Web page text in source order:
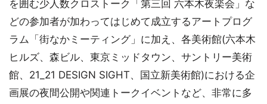
を囲む少人数クロストーク「第三回 六本木夜楽会」な
どの参加者が加わってはじめて成立するアートプログ
ラム「街なかミーティング」に加え、各美術館(六本木
ヒルズ、森ビル、東京ミッドタウン、サントリー美術
館、21_21 DESIGN SIGHT、国立新美術館)における企
画展の夜間公開や関連トークイベントなど、非常に多